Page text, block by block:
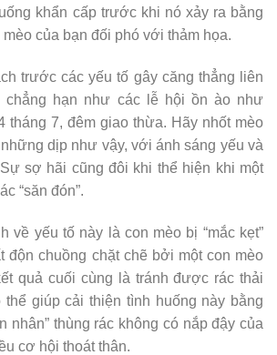
khẩn cấp trước khi nó xảy ra bằng
của bạn đối phó với thảm họa.
trước các yếu tố gây căng thẳng liên
chẳng hạn như các lễ hội ồn ào như
tháng 7, đêm giao thừa. Hãy nhốt mèo
dịp như vậy, với ánh sáng yếu và
sợ hãi cũng đôi khi thể hiện khi một
“săn đón”.
về yếu tố này là con mèo bị “mắc kẹt”
độn chuồng chặt chẽ bởi một con mèo
quả cuối cùng là tránh được rác thải
thể giúp cải thiện tình huống này bằng
nhân” thùng rác không có nắp đậy của
cơ hội thoát thân.